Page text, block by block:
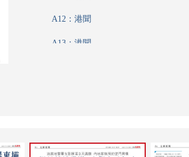
A12：港聞
A13：港聞